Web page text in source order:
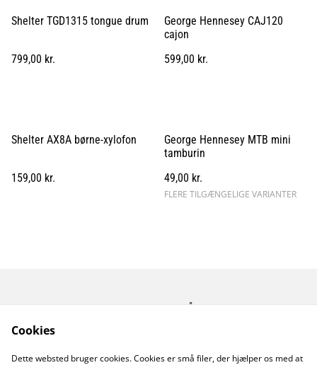
Shelter TGD1315 tongue drum
799,00 kr.
George Hennesey CAJ120
cajon
599,00 kr.
Shelter AX8A børne-xylofon
159,00 kr.
George Hennesey MTB mini
tamburin
49,00 kr.
FLERE TILGÆNGELIGE VARIANTER
Kontakt os
Åbningstider
Cookies
Dette websted bruger cookies. Cookies er små filer, der hjælper os med at